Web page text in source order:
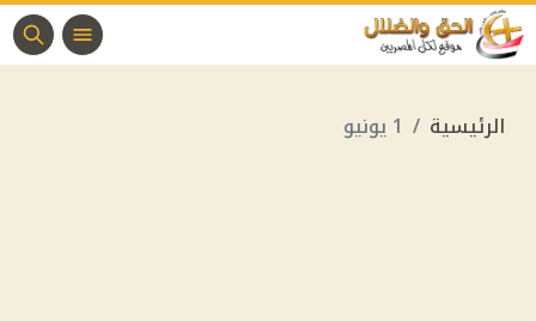
الرئيسية 1 يونيو